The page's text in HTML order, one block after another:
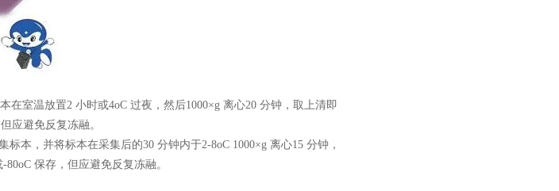
在室温放置2 小时或4oC 过夜，然后1000×g 离心20 分钟，取上清即
应避免反复冻融。
本，并将标本在采集后的30 分钟内于2-8oC 1000×g 离心15 分钟，
保存，但应避免反复冻融。